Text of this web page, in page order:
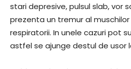
stari depresive, pulsul slab, vor
prezenta un tremur al
respiratorii. In unele cazuri pot
astfel se ajunge destul de usor